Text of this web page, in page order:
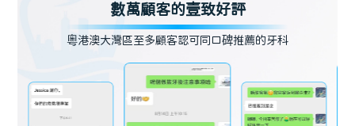
數萬顧客的壹致好評
粵港澳大灣區至多顧客認可同口碑推薦的牙科